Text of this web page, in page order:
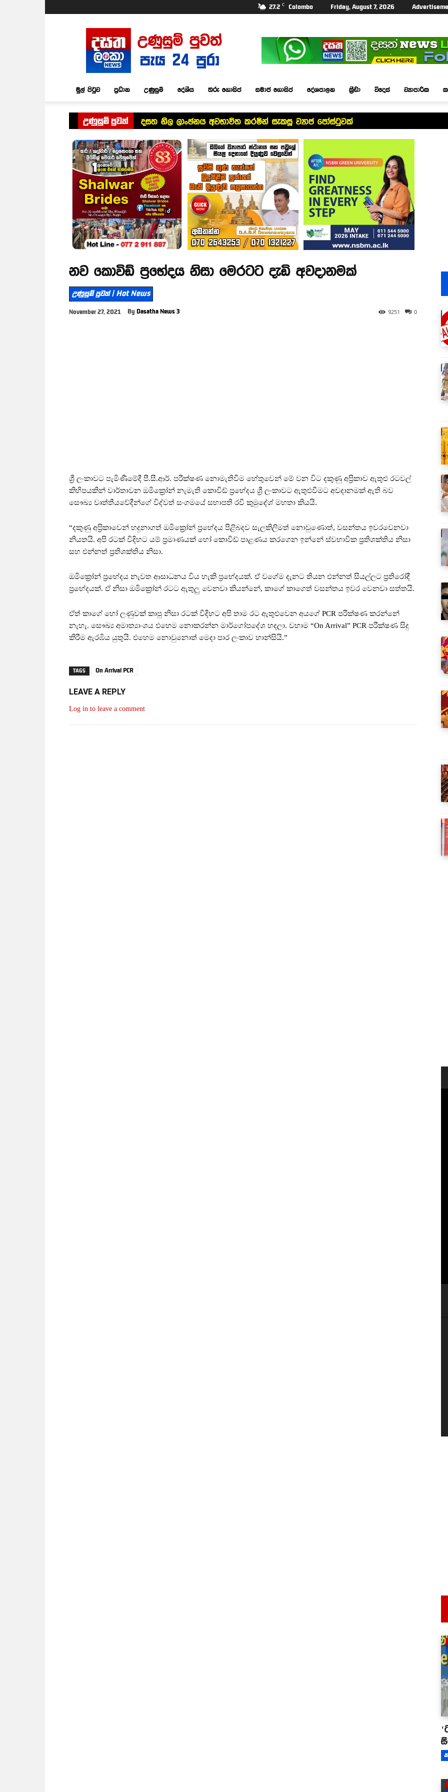
27.2 C Colombo Friday, August 7, 2026
Dasatha
Lanka
News
මුල් පිටුව ප්‍රධාන උණුසුම් දේශීය තරු ගොසිප් සමාජ ගොසිප් දේශපාලන ක්‍රීඩා විදෙස් ව්‍යාපාරික
උණුසුම් පුවත් දසත නිල ලාංඡනය අවභාවිත කරමින් සැකසූ ව්‍යාජ පෝස්ටුවක්
නව කොවිඩ් ප්‍රභේදය නිසා මෙරටට දැඩි අවදානමක්
උණුසුම් පුවත් | Hot News
November 27, 2021 By Dasatha News 3 0
9251
ශ්‍රී ලංකාවට පැමිණීමේදී පී.සී.ආර්. පරීක්ෂණ නොමැතිවීම හේතුවෙන් මේ වන විට දකුණු අප්‍රිකාව ඇතුළු රටවල්
කිහිපයකින් වාර්තාවන ඔමික්‍රෝන් නැමැති කොවිඩ් ප්‍රභේදය ශ්‍රී ලංකාවට ඇතුළුවීමට අවදානමක් ඇති බව
සෞඛ්‍ය වෘත්තීයවේදීන්ගේ විද්වත් සංගමයේ සභාපති රවී කුමුදේශ් මහතා කියයි.
“දකුණු අප්‍රිකාවෙන් හදුනාගත් ඔමික්‍රෝන් ප්‍රභේදය පිළිබදව සැලකිලිමත් නොවුණොත්, වසන්තය ඉවරවෙනවා
නියතයි. අපි රටක් විදිහට යම් ප්‍රමාණයක් හෝ කොවිඩ් පාළණය කරගෙන ඉන්නේ ස්වභාවික ප්‍රතිශක්තිය නිසා
සහ එන්නත් ප්‍රතිශක්තිය නිසා.
ඔමික්‍රෝන් ප්‍රභේදය නැවත ආසාධනය විය හැකි ප්‍රභේදයක්. ඒ වගේම දැනට තියන එන්නත් සියල්ලට ප්‍රතිරෝදී
ප්‍රභේදයක්. ඒ නිසා ඔමික්‍රෝන් රටට ඇතුලු වෙනවා කියන්නේ, කාගේ කාගෙත් වසන්තය ඉවර වෙනවා සත්තයි.
ඒත් කාගේ හෝ ලණුවක් කාපු නිසා රටක් විදිහට අපි තාම රට ඇතුළුවෙන අයගේ PCR පරීක්ෂණ කරන්නේ
නැහැ. සෞඛ්‍ය අමාත්‍යාංශය එහෙම නොකරන්න මාර්ගෝපදේශ හදලා. වහාම “On Arrival” PCR පරීක්ෂණ සිදු
කිරීම ඇරඹිය යුතුයි. එහෙම නොවුනොත් මෙදා පාර ලංකාව හාන්සියි.”
TAGS On Arrival PCR
LEAVE A REPLY
Log in to leave a comment